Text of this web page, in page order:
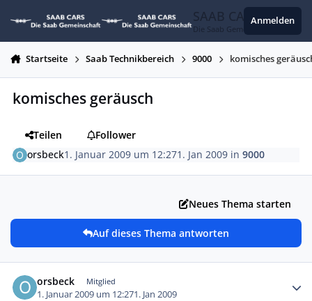
SAAB CARS
Die Saab Gemeinschaft
Anmelden
Startseite Saab Technikbereich 9000 komisches
komisches geräusch
Teilen
Follower
orsbeck1. Januar 2009 um 12:271. Jan 2009 in9000
Neues Thema starten
Auf dieses Thema antworten
orsbeck Mitglied
1. Januar 2009 um 12:271. Jan 2009